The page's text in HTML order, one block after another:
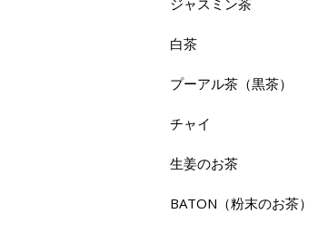
ジャスミン茶
白茶
プーアル茶（黒茶）
チャイ
生姜のお茶
BATON（粉末のお茶）